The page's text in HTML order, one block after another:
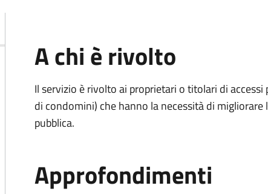
A chi è rivolto
Il servizio è rivolto ai proprietari o titolari di
di condomini) che hanno la necessità di
pubblica.
Approfondimenti